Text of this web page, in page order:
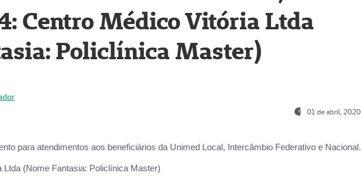
Centro Médico Vitória Ltda
Policlínica Master)
01 de abril, 2020
para atendimentos aos beneficiários da Unimed Local, Intercâmbio Federativo e Nacional.
Ltda (Nome Fantasia: Policlínica Master)